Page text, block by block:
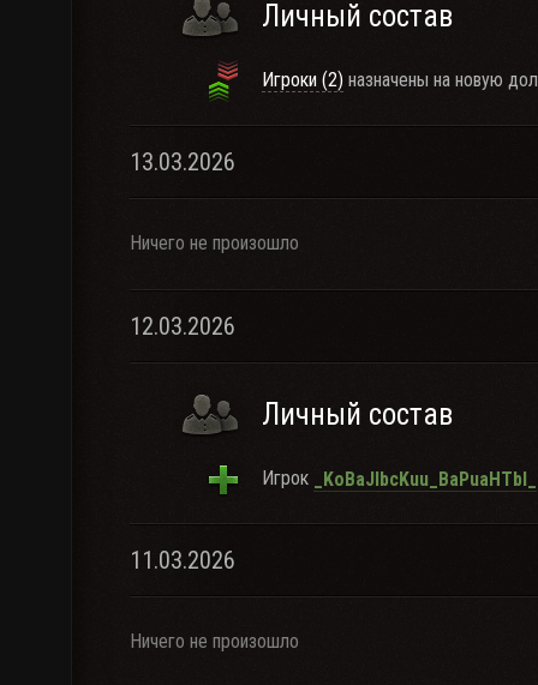
Личный состав
Игроки (2) назначены на новую
13.03.2026
Ничего не произошло
12.03.2026
Личный состав
Игрок _KoBaJIbcKuu_BaPuaHTbI_
11.03.2026
Ничего не произошло